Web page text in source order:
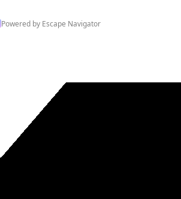
Powered by Escape Navigator